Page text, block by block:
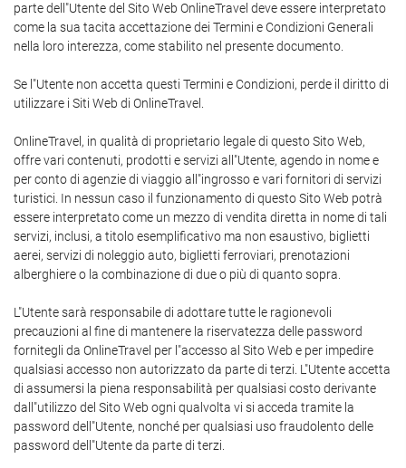
parte dell"Utente del Sito Web OnlineTravel deve essere interpretato
come la sua tacita accettazione dei Termini e Condizioni Generali
nella loro interezza, come stabilito nel presente documento.
Se l"Utente non accetta questi Termini e Condizioni, perde il diritto di
utilizzare i Siti Web di OnlineTravel.
OnlineTravel, in qualità di proprietario legale di questo Sito Web,
offre vari contenuti, prodotti e servizi all"Utente, agendo in nome e
per conto di agenzie di viaggio all"ingrosso e vari fornitori di servizi
turistici. In nessun caso il funzionamento di questo Sito Web potrà
essere interpretato come un mezzo di vendita diretta in nome di tali
servizi, inclusi, a titolo esemplificativo ma non esaustivo, biglietti
aerei, servizi di noleggio auto, biglietti ferroviari, prenotazioni
alberghiere o la combinazione di due o più di quanto sopra.
L"Utente sarà responsabile di adottare tutte le ragionevoli
precauzioni al fine di mantenere la riservatezza delle password
fornitegli da OnlineTravel per l"accesso al Sito Web e per impedire
qualsiasi accesso non autorizzato da parte di terzi. L"Utente accetta
di assumersi la piena responsabilità per qualsiasi costo derivante
dall"utilizzo del Sito Web ogni qualvolta vi si acceda tramite la
password dell"Utente, nonché per qualsiasi uso fraudolento delle
password dell"Utente da parte di terzi.